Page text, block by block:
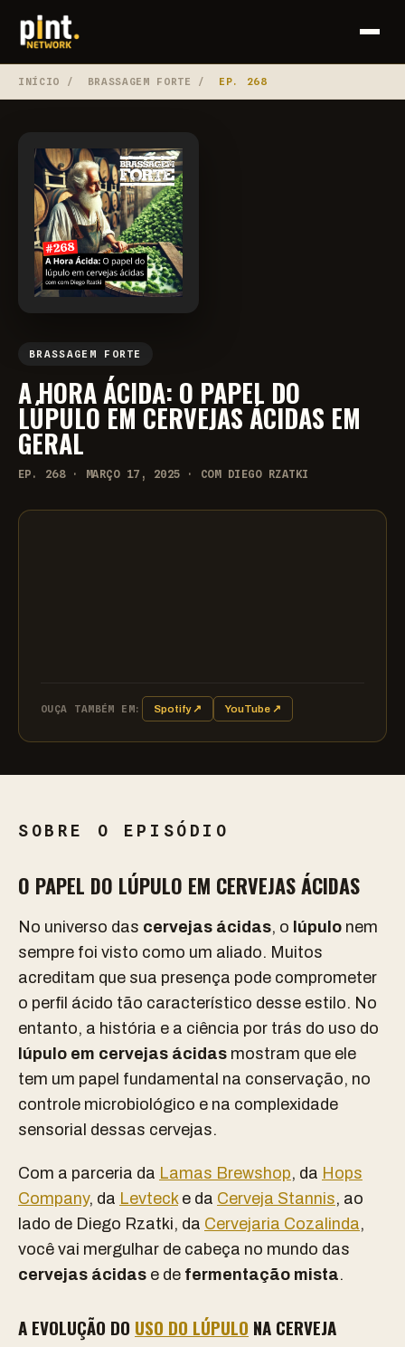
INÍCIO / BRASSAGEM FORTE / EP. 268
BRASSAGEM FORTE
A HORA ÁCIDA: O PAPEL DO
LÚPULO EM CERVEJAS ÁCIDAS EM
GERAL
EP. 268 · MARÇO 17, 2025 · COM DIEGO RZATKI
OUÇA TAMBÉM EM: Spotify ↗ YouTube ↗
SOBRE O EPISÓDIO
O PAPEL DO LÚPULO EM CERVEJAS ÁCIDAS
No universo das cervejas ácidas, o lúpulo nem
sempre foi visto como um aliado. Muitos
acreditam que sua presença pode comprometer
o perfil ácido tão característico desse estilo. No
entanto, a história e a ciência por trás do uso do
lúpulo em cervejas ácidas mostram que ele
tem um papel fundamental na conservação, no
controle microbiológico e na complexidade
sensorial dessas cervejas.
Com a parceria da Lamas Brewshop, da Hops
Company, da Levtecke da Cerveja Stannis, ao
lado de Diego Rzatki, da Cervejaria Cozalinda,
você vai mergulhar de cabeça no mundo das
cervejas ácidas e de fermentação mista.
A EVOLUÇÃO DO USO DO LÚPULO NA CERVEJA